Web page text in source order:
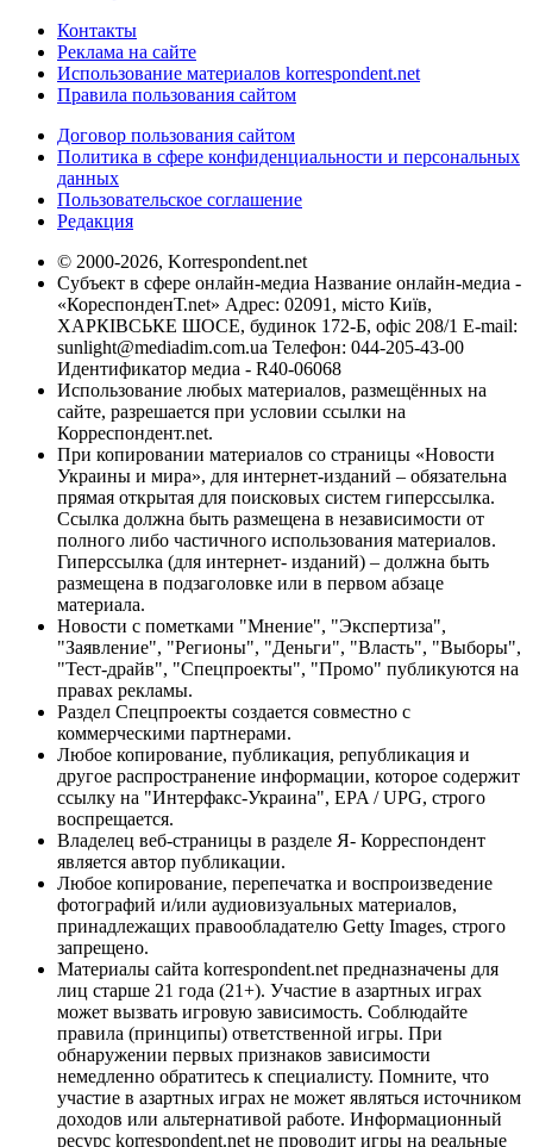
Контакты
Реклама на сайте
Использование материалов korrespondent.net
Правила пользования сайтом
Договор пользования сайтом
Политика в сфере конфиденциальности и персональных
данных
Пользовательское соглашение
Редакция
© 2000-2026, Korrespondent.net
Субъект в сфере онлайн-медиа Название онлайн-медиа -
«КореспонденТ.net» Адрес: 02091, місто Київ,
ХАРКІВСЬКЕ ШОСЕ, будинок 172-Б, офіс 208/1 E-mail:
sunlight@mediadim.com.ua Телефон: 044-205-43-00
Идентификатор медиа - R40-06068
Использование любых материалов, размещённых на
сайте, разрешается при условии ссылки на
Корреспондент.net.
При копировании материалов со страницы «Новости
Украины и мира», для интернет-изданий – обязательна
прямая открытая для поисковых систем гиперссылка.
Ссылка должна быть размещена в независимости от
полного либо частичного использования материалов.
Гиперссылка (для интернет- изданий) – должна быть
размещена в подзаголовке или в первом абзаце
материала.
Новости с пометками "Мнение", "Экспертиза",
"Заявление", "Регионы", "Деньги", "Власть", "Выборы",
"Тест-драйв", "Спецпроекты", "Промо" публикуются на
правах рекламы.
Раздел Спецпроекты создается совместно с
коммерческими партнерами.
Любое копирование, публикация, републикация и
другое распространение информации, которое содержит
ссылку на "Интерфакс-Украина", EPA / UPG, строго
воспрещается.
Владелец веб-страницы в разделе Я- Корреспондент
является автор публикации.
Любое копирование, перепечатка и воспроизведение
фотографий и/или аудиовизуальных материалов,
принадлежащих правообладателю Getty Images, строго
запрещено.
Материалы сайта korrespondent.net предназначены для
лиц старше 21 года (21+). Участие в азартных играх
может вызвать игровую зависимость. Соблюдайте
правила (принципы) ответственной игры. При
обнаружении первых признаков зависимости
немедленно обратитесь к специалисту. Помните, что
участие в азартных играх не может являться источником
доходов или альтернативой работе. Информационный
ресурс korrespondent.net не проводит игры на реальные